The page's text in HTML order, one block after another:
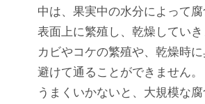
中は、果実中の水分によって
表面上に繁殖し、乾燥していき
カビやコケの繁殖や、乾燥時に
避けて通ることができません
うまくいかないと、大規模な